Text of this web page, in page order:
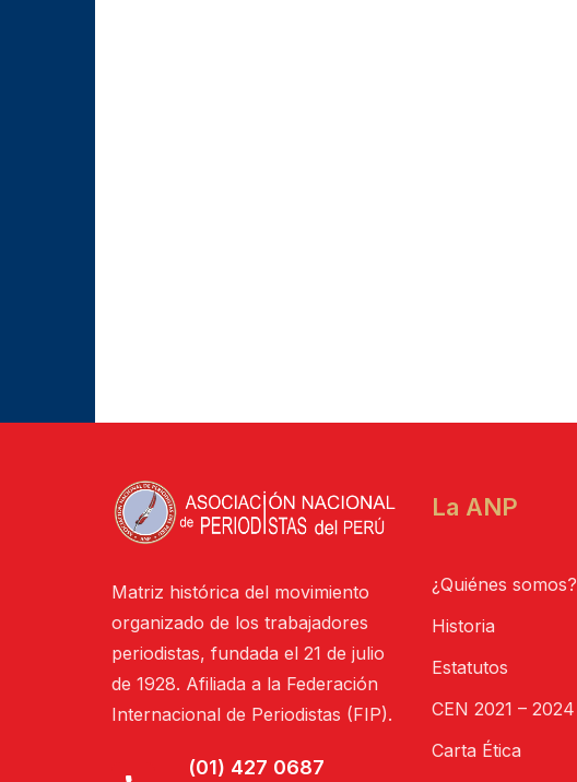
Matriz histórica del movimiento
organizado de los trabajadores
periodistas, fundada el 21 de julio
de 1928. Afiliada a la Federación
Internacional de Periodistas (FIP).
(01) 427 0687
La ANP
¿Quiénes somos?
Historia
Estatutos
CEN 2021 – 2024
Carta Ética